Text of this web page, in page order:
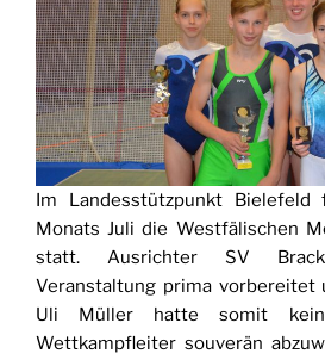
Im Landesstützpunkt Bielefeld
Monats Juli die Westfälischen
statt. Ausrichter SV
Veranstaltung prima vorbereitet
Uli Müller hatte somit
Wettkampfleiter souverän